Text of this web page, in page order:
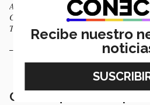
Actualmente,, 70 mil muestras ya fueron
Center, en Nueva Jersey, y se han
TecScience
Ciencia que toca la
Recibe nuestro